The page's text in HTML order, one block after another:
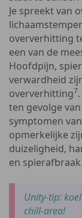
Je spreekt van
oververhitting
een van de
Hoofdpijn,
verwardheid
oververhitting7
ten gevolge van
symptomen
opmerkelijke
duizeligheid,
en spierafbraak.
Unity-tip:
chill-area!